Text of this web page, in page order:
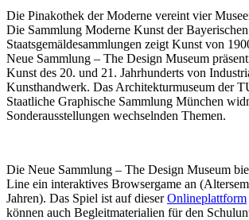
Die Pinakothek der Moderne vereint vier
Die Sammlung Moderne Kunst der Bayerischen
Staatsgemäldesammlungen zeigt Kunst von
Neue Sammlung – The Design Museum
Kunst des 20. und 21. Jahrhunderts von
Kunsthandwerk. Das Architekturmuseum der
Staatliche Graphische Sammlung München
Sonderausstellungen wechselnden Themen.
Die Neue Sammlung – The Design Museum
Line ein interaktives Browsergame an
Jahren). Das Spiel ist auf dieserOnlineplattform
können auch Begleitmaterialien für den